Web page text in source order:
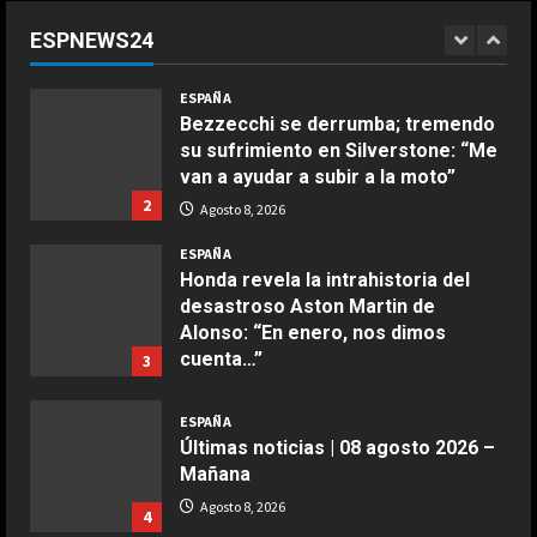
ESPNEWS24
1
declararse mujeres y elegibles en
Agosto 8, 2026
2
ESPAÑA
Bezzecchi se derrumba; tremendo
su sufrimiento en Silverstone: “Me
van a ayudar a subir a la moto”
Agosto 8, 2026
3
ESPAÑA
Honda revela la intrahistoria del
desastroso Aston Martin de
Alonso: “En enero, nos dimos
cuenta…”
4
ESPAÑA
Últimas noticias | 08 agosto 2026 –
Mañana
Agosto 8, 2026
Ensalada de espinacas deliciosa
COCINA
Boquerones fritos en freidora de
aire
Aprile 24, 2026
Buñuelos de alcachofas
Aprile 5, 2026